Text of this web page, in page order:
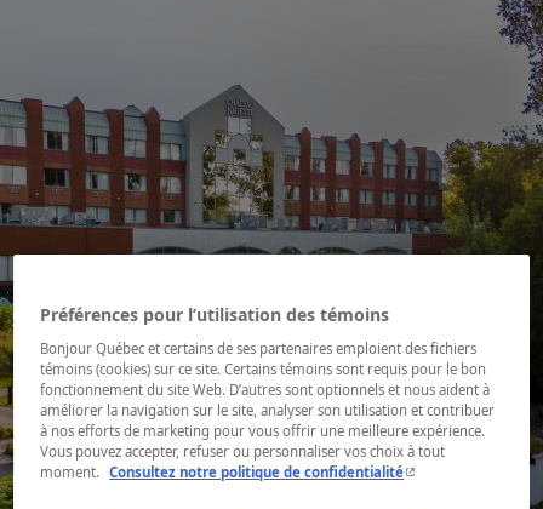
Préférences pour l’utilisation des témoins
Bonjour Québec et certains de ses partenaires emploient des fichiers
témoins (cookies) sur ce site. Certains témoins sont requis pour le bon
fonctionnement du site Web. D’autres sont optionnels et nous aident à
améliorer la navigation sur le site, analyser son utilisation et contribuer
à nos efforts de marketing pour vous offrir une meilleure expérience.
Vous pouvez accepter, refuser ou personnaliser vos choix à tout
moment. Consultez notre politique de confidentialité- Cet hyperlien